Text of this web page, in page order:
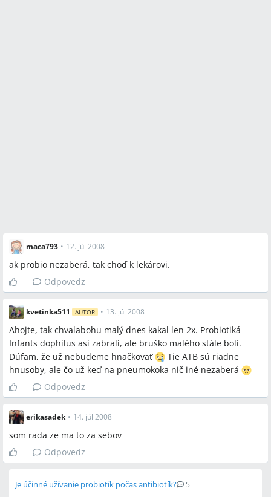
maca793 • 12. júl 2008
ak probio nezaberá, tak choď k lekárovi.
Odpovedz
kvetinka511 AUTOR • 13. júl 2008
Ahojte, tak chvalabohu malý dnes kakal len 2x. Probiotiká
Infants dophilus asi zabrali, ale bruško malého stále bolí.
Dúfam, že už nebudeme hnačkovať
Tie ATB sú riadne
hnusoby, ale čo už keď na pneumokoka nič iné nezaberá
Odpovedz
erikasadek • 14. júl 2008
som rada ze ma to za sebov
Odpovedz
Je účinné užívanie probiotík počas antibiotík? 5